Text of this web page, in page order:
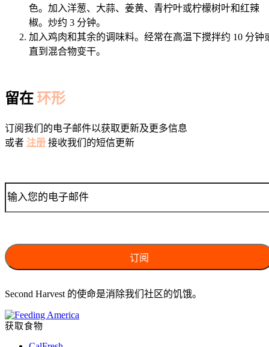
色。加入洋葱、大蒜、姜黄、青柠叶或柠檬树叶和红辣
椒。炒约 3 分钟。
加入鸡肉和其余的调味料。经常在高温下搅拌约 10 分钟
直到混合物变干。
留在 环形
订阅我们的电子邮件以获取更新及更多信息
或者 注册 接收我们的短信更新
Second Harvest 的使命是消除我们社区的饥饿。
获取食物